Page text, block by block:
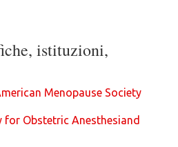
istituzioni,
Menopause Society
for Obstetric Anesthesiand